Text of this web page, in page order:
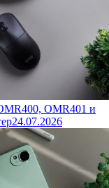
OMR401 и
24.07.2026